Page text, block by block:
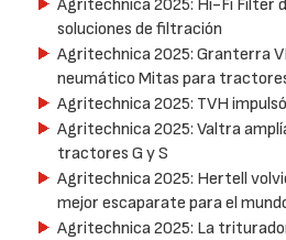
Agritechnica 2025: Hi-Fi Filter
soluciones de filtración
Agritechnica 2025: Granterra
neumático Mitas para
Agritechnica 2025: TVH
Agritechnica 2025: Valtra
tractores G y S
Agritechnica 2025: Hertell
mejor escaparate para el
Agritechnica 2025: La